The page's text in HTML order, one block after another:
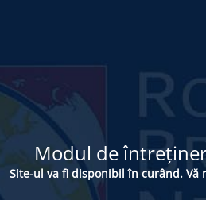
Modul de
Site-ul va fi disponibil în curând.